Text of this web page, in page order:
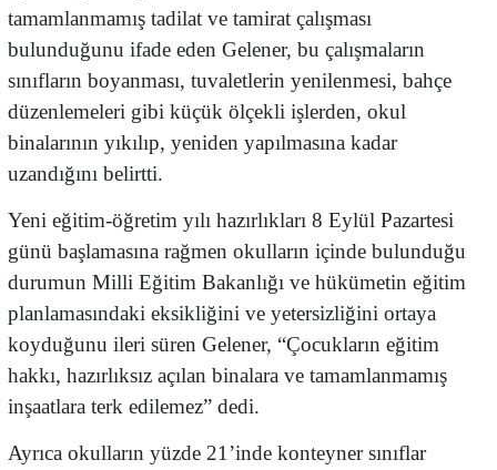
tamamlanmamış tadilat ve tamirat çalışması
bulunduğunu ifade eden Gelener, bu çalışmaların
sınıfların boyanması, tuvaletlerin yenilenmesi, bahçe
düzenlemeleri gibi küçük ölçekli işlerden, okul
binalarının yıkılıp, yeniden yapılmasına kadar
uzandığını belirtti.
Yeni eğitim-öğretim yılı hazırlıkları 8 Eylül Pazartesi
günü başlamasına rağmen okulların içinde bulunduğu
durumun Milli Eğitim Bakanlığı ve hükümetin eğitim
planlamasındaki eksikliğini ve yetersizliğini ortaya
koyduğunu ileri süren Gelener, “Çocukların eğitim
hakkı, hazırlıksız açılan binalara ve tamamlanmamış
inşaatlara terk edilemez” dedi.
Ayrıca okulların yüzde 21’inde konteyner sınıflar